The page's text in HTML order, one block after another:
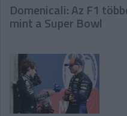
Domenicali: Az F1
mint a Super Bowl